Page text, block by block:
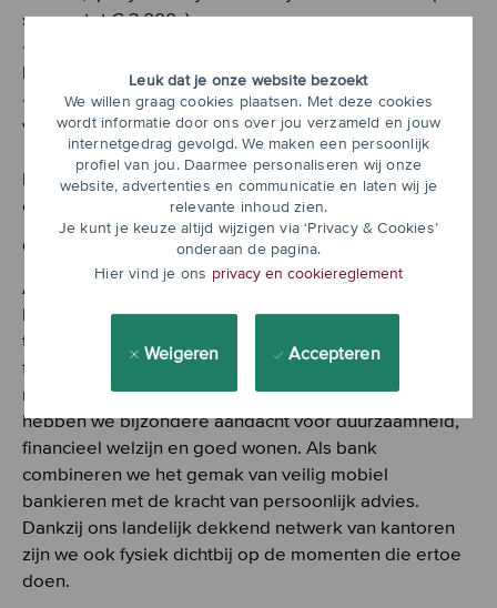
Leuk dat je onze website bezoekt
We willen graag cookies plaatsen. Met deze cookies
wordt informatie door ons over jou verzameld en jouw
internetgedrag gevolgd. We maken een persoonlijk
profiel van jou. Daarmee personaliseren wij onze
website, advertenties en communicatie en laten wij je
relevante inhoud zien.
Je kunt je keuze altijd wijzigen via ‘Privacy & Cookies’
onderaan de pagina.
Hier vind je ons privacy en cookiereglement
Weigeren Accepteren
sparen tot € 3.000,-)
• Elke 5 jaar € 900,- om je thuiswerkplek weer
helemaal op orde te maken
• Een NS-Business Card en een kilometervergoeding
voor als je op de fiets komt
Nieuwsgierig naar de rest? Lees hier (hyperlink) alles
over onze arbeidsvoorwaarden.
Over ons
ASN Bank is een toegankelijke en vooruitstrevende
bank met oog voor mens, maatschappij en de
toekomst. We dragen op duurzame wijze bij aan
financiële oplossingen voor onze klanten én aan
maatschappelijke vraagstukken in Nederland. Daarbij
hebben we bijzondere aandacht voor duurzaamheid,
financieel welzijn en goed wonen. Als bank
combineren we het gemak van veilig mobiel
bankieren met de kracht van persoonlijk advies.
Dankzij ons landelijk dekkend netwerk van kantoren
zijn we ook fysiek dichtbij op de momenten die ertoe
doen.